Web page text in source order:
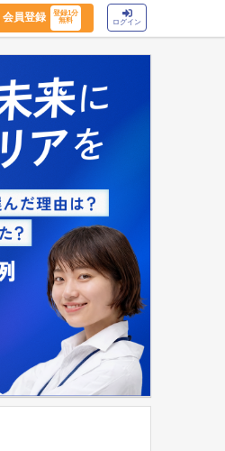
会員登録
登録1分
無料
ログイン